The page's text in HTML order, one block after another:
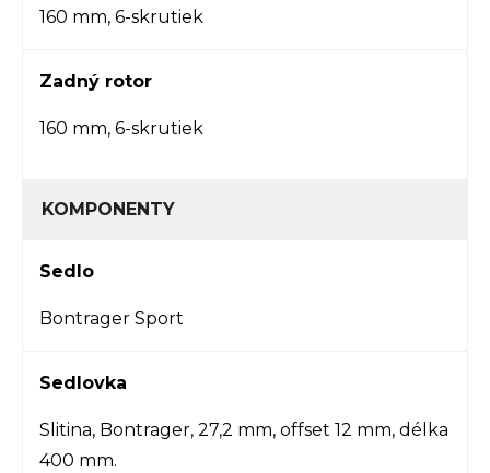
160 mm, 6-skrutiek
Zadný rotor
160 mm, 6-skrutiek
KOMPONENTY
Sedlo
Bontrager Sport
Sedlovka
Slitina, Bontrager, 27,2 mm, offset 12 mm, délka
400 mm.